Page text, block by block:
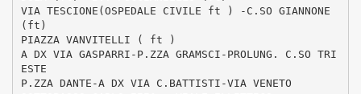
VIA TESCIONE(OSPEDALE CIVILE ft ) -C.SO GIANNONE
(ft)
PIAZZA VANVITELLI ( ft )
A DX VIA GASPARRI-P.ZZA GRAMSCI-PROLUNG. C.SO TRI
ESTE
P.ZZA DANTE-A DX VIA C.BATTISTI-VIA VENETO